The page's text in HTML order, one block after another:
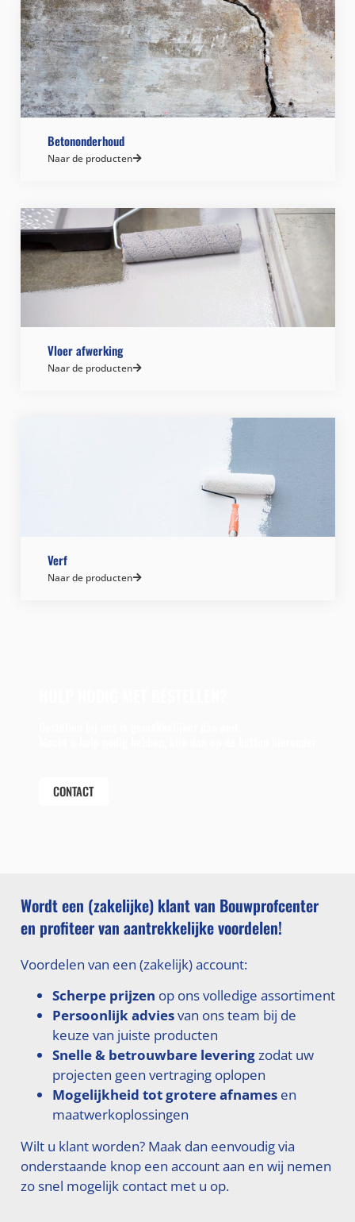
Betononderhoud
Naar de producten
Vloer afwerking
Naar de producten
Verf
Naar de producten
CONTACT
Wordt een (zakelijke) klant van Bouwprofcenter
en profiteer van aantrekkelijke voordelen!
Voordelen van een (zakelijk) account:
Scherpe prijzen op ons volledige assortiment
Persoonlijk adviesvan ons team bij de
keuze van juiste producten
Snelle & betrouwbare leveringzodat uw
projecten geen vertraging oplopen
Mogelijkheid tot grotere afnamesen
maatwerkoplossingen
Wilt u klant worden? Maak dan eenvoudig via
onderstaande knop een account aan en wij nemen
zo snel mogelijk contact met u op.